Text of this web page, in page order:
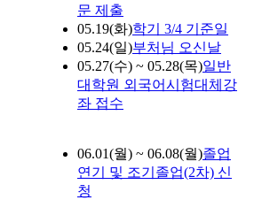
문 제출
05.19(화)학기 3/4 기준일
05.24(일)부처님 오신날
05.27(수) ~ 05.28(목)일반
대학원 외국어시험대체강
좌 접수
06.01(월) ~ 06.08(월)졸업
연기 및 조기졸업(2차) 신
청